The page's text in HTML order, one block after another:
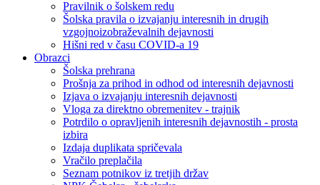
Pravilnik o šolskem redu
Šolska pravila o izvajanju interesnih in drugih
vzgojnoizobraževalnih dejavnosti
Hišni red v času COVID-a 19
Obrazci
Šolska prehrana
Prošnja za prihod in odhod od interesnih dejavnosti
Izjava o izvajanju interesnih dejavnosti
Vloga za direktno obremenitev - trajnik
Potrdilo o opravljenih interesnih dejavnostih - prosta
izbira
Izdaja duplikata spričevala
Vračilo preplačila
Seznam potnikov iz tretjih držav